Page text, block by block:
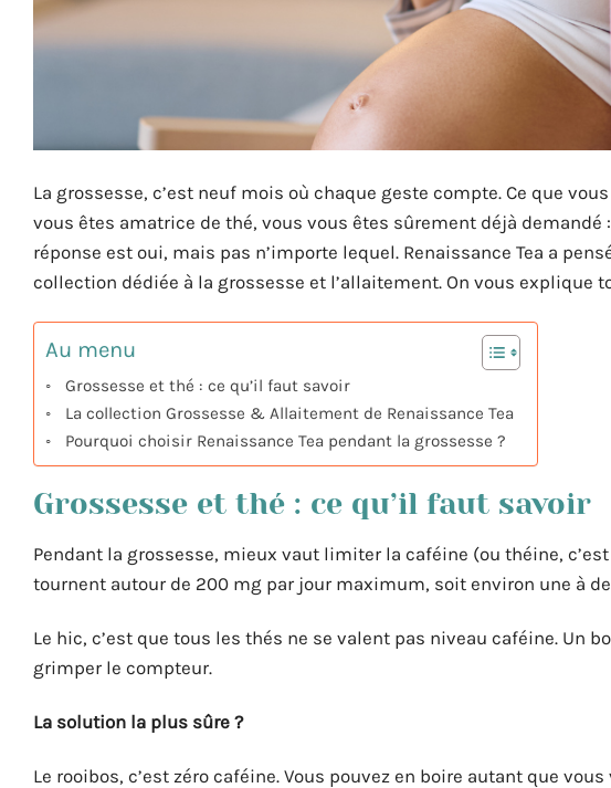
La grossesse, c’est neuf mois où chaque geste compte. Ce que
vous êtes amatrice de thé, vous vous êtes sûrement déjà demandé
réponse est oui, mais pas n’importe lequel. Renaissance Tea a
collection dédiée à la grossesse et l’allaitement. On vous explique
Au menu
Grossesse et thé : ce qu’il faut savoir
La collection Grossesse & Allaitement de Renaissance Tea
Pourquoi choisir Renaissance Tea pendant la grossesse ?
Grossesse et thé : ce qu’il faut savoir
Pendant la grossesse, mieux vaut limiter la caféine (ou théine,
tournent autour de 200 mg par jour maximum, soit environ une à
Le hic, c’est que tous les thés ne se valent pas niveau caféine. Un
grimper le compteur.
La solution la plus sûre ?
Le rooibos, c’est zéro caféine. Vous pouvez en boire autant que